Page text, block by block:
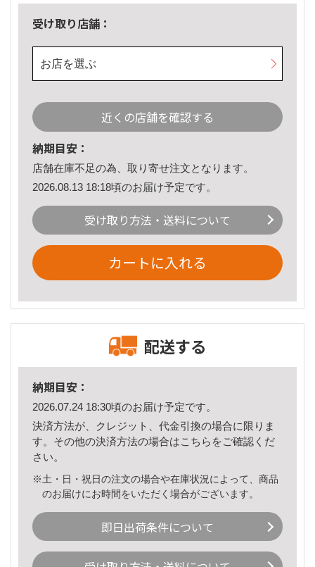
受け取り店舗：
お店を選ぶ
近くの店舗を確認する
納期目安：
店舗在庫不足の為、取り寄せ注文となります。
2026.08.13 18:18頃のお届け予定です。
受け取り方法・送料について
カートに入れる
配送する
納期目安：
2026.07.24 18:30頃のお届け予定です。
決済方法が、クレジット、代金引換の場合に限りま
す。その他の決済方法の場合はこちら をご確認くだ
さい。
※土・日・祝日の注文の場合や在庫状況によって、商品
のお届けにお時間をいただく場合がございます。
即日出荷条件について